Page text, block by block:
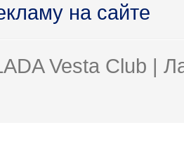
на сайте
Vesta Club |